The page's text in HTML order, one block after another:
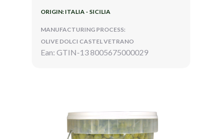
ORIGIN: ITALIA - SICILIA
MANUFACTURING PROCESS:
OLIVE DOLCI CASTEL VETRANO
Ean: GTIN-13 8005675000029